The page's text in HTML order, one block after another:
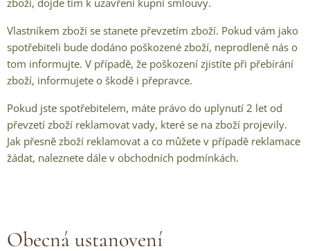
zboží, dojde tím k uzavření kupní smlouvy.
Vlastníkem zboží se stanete převzetím zboží. Pokud vám jako
spotřebiteli bude dodáno poškozené zboží, neprodleně nás o
tom informujte. V případě, že poškození zjistíte při přebírání
zboží, informujete o škodě i přepravce.
Pokud jste spotřebitelem, máte právo do uplynutí 2 let od
převzetí zboží reklamovat vady, které se na zboží projevily.
Jak přesně zboží reklamovat a co můžete v případě reklamace
žádat, naleznete dále v obchodních podmínkách.
Obecná ustanovení